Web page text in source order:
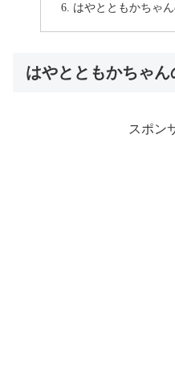
はやとともかちゃ
はやとともかちゃん
スポン